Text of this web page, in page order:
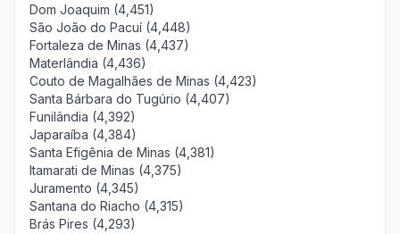
Dom Joaquim (4,451)
São João do Pacuí (4,448)
Fortaleza de Minas (4,437)
Materlândia (4,436)
Couto de Magalhães de Minas (4,423)
Santa Bárbara do Tugúrio (4,407)
Funilândia (4,392)
Japaraíba (4,384)
Santa Efigênia de Minas (4,381)
Itamarati de Minas (4,375)
Juramento (4,345)
Santana do Riacho (4,315)
Brás Pires (4,293)